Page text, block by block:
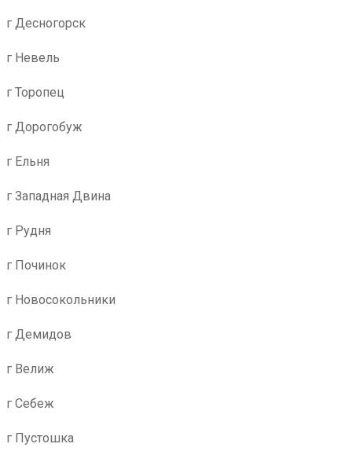
г Десногорск
г Невель
г Торопец
г Дорогобуж
г Ельня
г Западная Двина
г Рудня
г Починок
г Новосокольники
г Демидов
г Велиж
г Себеж
г Пустошка